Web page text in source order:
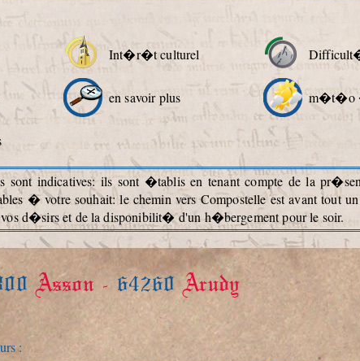
Int�r�t culturel
en savoir plus m�t�o
indicatives: ils sont �tablis en tenant compte de la
� votre souhait: le chemin vers Compostelle est avant tout
d�sirs et de la disponibilit� d'un h�bergement pour le soir.
Asson -64260Arudy
: